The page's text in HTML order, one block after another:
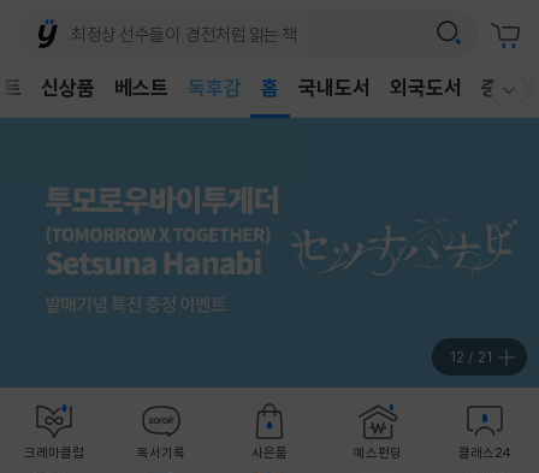
신상품 베스트
어린이
어린이 홈 국내도서 외국도서 중고샵
12 / 21
크레마클럽 독서기록 사은품 예스펀딩 클래스24